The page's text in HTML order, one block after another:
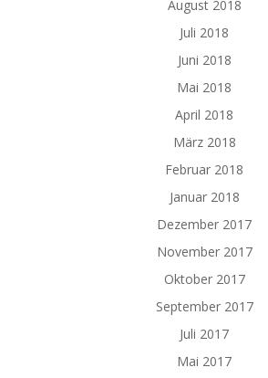
August 2018
Juli 2018
Juni 2018
Mai 2018
April 2018
März 2018
Februar 2018
Januar 2018
Dezember 2017
November 2017
Oktober 2017
September 2017
Juli 2017
Mai 2017